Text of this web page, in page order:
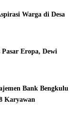
Warga di Desa
Eropa, Dewi
Bank Bengkulu
Karyawan